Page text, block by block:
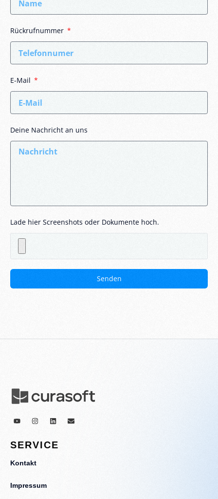
Rückrufnummer
E-Mail
Deine Nachricht an uns
Lade hier Screenshots oder Dokumente hoch.
Senden
SERVICE
Kontakt
Impressum